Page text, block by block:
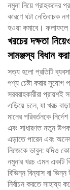
নমুনা নিয়ে গ্রাহকদের
কারণে ঘটা নেতিবাচক
হওয়া কমাবে। ফলাফলে
খরচের দক্ষতা
সামঞ্জস্য বিধান
সত্য হলো প্রতিটি
পণ্য চেষ্টা করার সুযোগ
সরবরাহকারীরা প্রায়শই
এড়িয়ে চলে, যা খরচ
মানের পরিবর্তনকে
এবং সাধারণত নতুন
এড়াতে পারেন এবং
নিজেকে ভাবুন: যদিও
নমুনার খরচ এমন একটি
বিভিন্ন বিন্যাস বা
নির্বাচন করতে